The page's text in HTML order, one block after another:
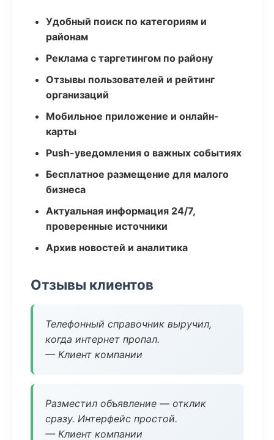
Удобный поиск по категориям и
районам
Реклама с таргетингом по району
Отзывы пользователей и рейтинг
организаций
Мобильное приложение и онлайн-
карты
Push-уведомления о важных событиях
Бесплатное размещение для малого
бизнеса
Актуальная информация 24/7,
проверенные источники
Архив новостей и аналитика
Отзывы клиентов
Телефонный справочник выручил,
когда интернет пропал.
— Клиент компании
Разместил объявление — отклик
сразу. Интерфейс простой.
— Клиент компании